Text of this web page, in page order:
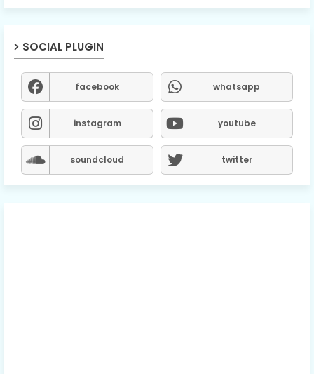
SOCIAL PLUGIN
facebook whatsapp
instagram youtube
soundcloud twitter